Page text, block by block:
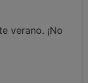
verano. ¡No